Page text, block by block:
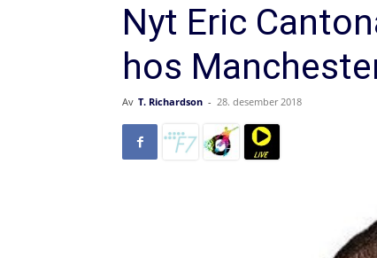
Nyt Eric
hos
Av T. Richardson - 28. desember 2018